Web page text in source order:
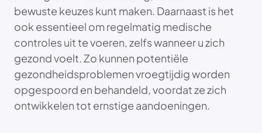
bewuste keuzes kunt maken. Daarnaast is het
ook essentieel om regelmatig medische
controles uit te voeren, zelfs wanneer u zich
gezond voelt. Zo kunnen potentiële
gezondheidsproblemen vroegtijdig worden
opgespoord en behandeld, voordat ze zich
ontwikkelen tot ernstige aandoeningen.